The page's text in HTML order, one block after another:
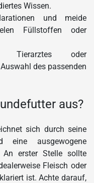
Wissen.
und meide
Füllstoffen oder
Tierarztes oder
des passenden
aus?
sich durch seine
eine ausgewogene
An erster Stelle sollte
Fleisch oder
ist. Achte darauf,